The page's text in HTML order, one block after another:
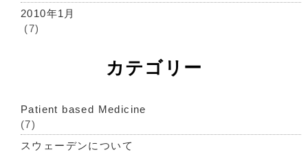
2010年1月
(7)
カテゴリー
Patient based Medicine
(7)
スウェーデンについて